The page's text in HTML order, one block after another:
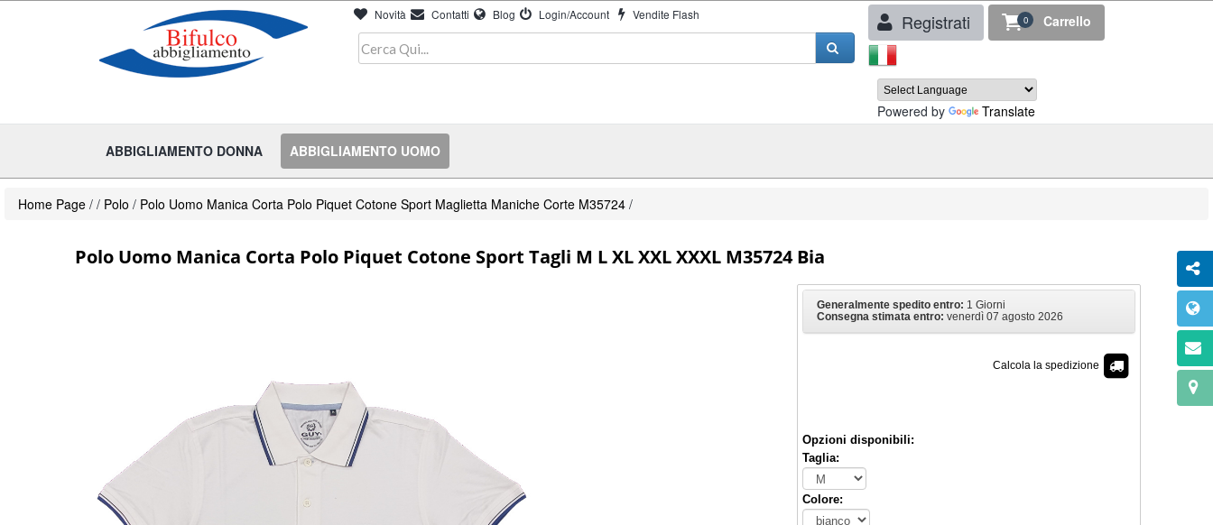
Novità Contatti Blog Login/Account Vendite Flash Registrati 0 Carrello
Powered by Translate
ABBIGLIAMENTO DONNA ABBIGLIAMENTO UOMO
Home Page / / Polo / Polo Uomo Manica Corta Polo Piquet Cotone Sport Maglietta Maniche Corte M35724 /
Polo Uomo Manica Corta Polo Piquet Cotone Sport Tagli M L XL XXL XXXL M35724 Bia
Generalmente spedito entro: 1 Giorni
Consegna stimata entro:venerdì 07 agosto 2026
Calcola la spedizione
Opzioni disponibili:
Taglia:
Colore: